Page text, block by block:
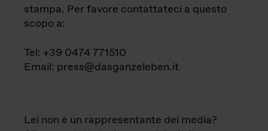
stampa. Per favore contattateci a questo
scopo a:
Tel: +39 0474 771510
Email: press@dasganzeleben.it
Lei non è un rappresentante dei media?